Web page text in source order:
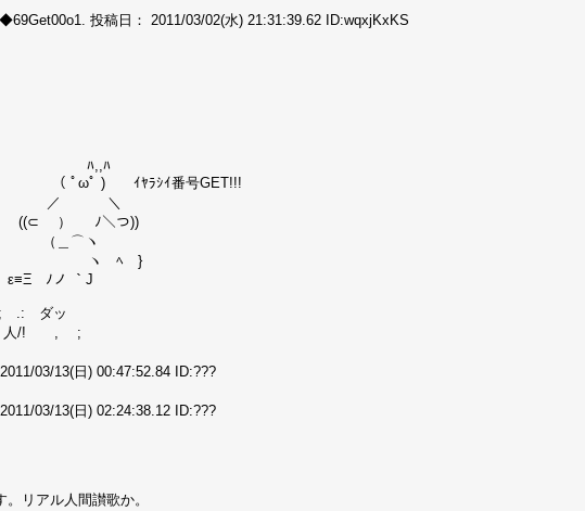
投稿日： 2011/03/02(水) 21:31:39.62 ID:wqxjKxKS
,,ﾊ
ﾔﾗｼｲ番号GET!!!
＼
つ))
ヽ
}
J
ッ
, ;
03/13(日) 00:47:52.84 ID:???
03/13(日) 02:24:38.12 ID:???
リアル人間讃歌か。